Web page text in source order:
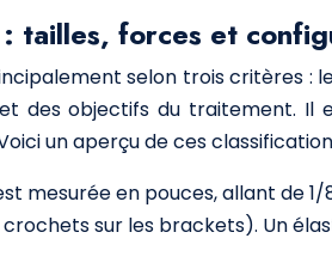
tailles, forces et
selon trois critères
des objectifs du traitement.
un aperçu de ces
mesurée en pouces, allant de
sur les brackets). Un